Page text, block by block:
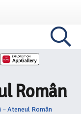
Român
– Ateneul Român